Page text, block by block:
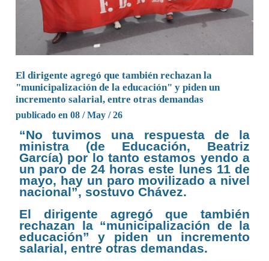
El dirigente agregó que también rechazan la
"municipalización de la educación" y piden un
incremento salarial, entre otras demandas
publicado en 08 / May / 26
“No tuvimos una respuesta de la
ministra (de Educación, Beatriz
García) por lo tanto estamos yendo a
un paro de 24 horas este lunes 11 de
mayo, hay un paro movilizado a nivel
nacional”, sostuvo Chávez.
El dirigente agregó que también
rechazan la “municipalización de la
educación” y piden un incremento
salarial, entre otras demandas.